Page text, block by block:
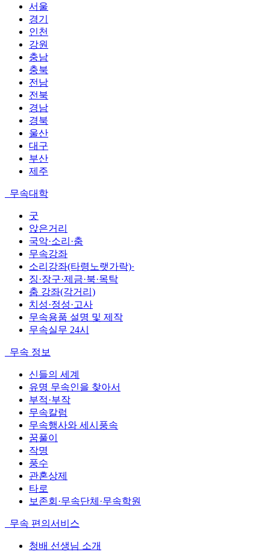
서울
경기
인천
강원
충남
충북
전남
전북
경남
경북
울산
대구
부산
제주
무속대학
굿
앉은거리
국악·소리·춤
무속강좌
소리강좌(타령노랫가락)·
징·장구·제금·북·목탁
춤 강좌(각거리)
치성·정성·고사
무속용품 설명 및 제작
무속실무 24시
무속 정보
신들의 세계
유명 무속인을 찾아서
부적·부작
무속칼럼
무속행사와 세시풍속
꿈풀이
작명
풍수
관혼상제
타로
보존회·무속단체·무속학원
무속 편의서비스
청배 선생님 소개